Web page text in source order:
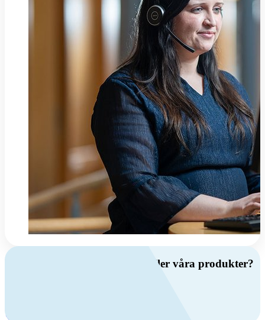
Har du frågor om ventilation eller våra produkter?